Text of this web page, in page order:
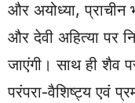
और अयोध्या, प्राचीन
और देवी अहित्या पर
जाएंगी। साथ ही शैव
परंपरा-वैशिष्ट्य एवं